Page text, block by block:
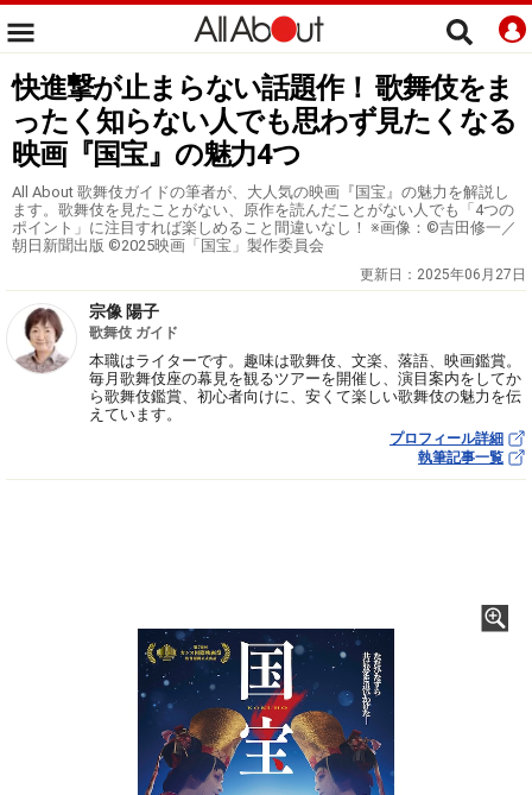
快進撃が止まらない話題作！ 歌舞伎をま
ったく知らない人でも思わず見たくなる
映画『国宝』の魅力4つ
All About 歌舞伎ガイドの筆者が、大人気の映画『国宝』の魅力を解説し
ます。歌舞伎を見たことがない、原作を読んだことがない人でも「4つの
ポイント」に注目すれば楽しめること間違いなし！ ※画像：©吉田修一／
朝日新聞出版 ©2025映画「国宝」製作委員会
更新日： 2025年06月27日
宗像 陽子
歌舞伎 ガイド
本職はライターです。趣味は歌舞伎、文楽、落語、映画鑑賞。
毎月歌舞伎座の幕見を観るツアーを開催し、演目案内をしてか
ら歌舞伎鑑賞、初心者向けに、安くて楽しい歌舞伎の魅力を伝
えています。
プロフィール詳細
執筆記事一覧